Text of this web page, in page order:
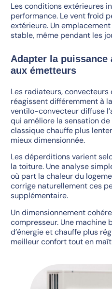
Les conditions extérieures
performance. Le vent froid
extérieure. Un
stable, même pendant les
Adapter la
aux émetteurs
Les radiateurs,
réagissent différemment à
ventilo-convecteur diffuse
qui améliore la sensation
classique chauffe plus
mieux dimensionnée.
Les déperditions varient
la toiture. Une analyse
où part la chaleur du
corrige naturellement ces
supplémentaire.
Un dimensionnement
compresseur. Une machine
d’énergie et chauffe plus
meilleur confort tout en